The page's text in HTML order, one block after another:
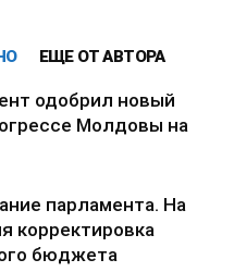
ЕЩЕ ОТ АВТОРА
одобрил новый
Молдовы на
парламента. На
корректировка
бюджета